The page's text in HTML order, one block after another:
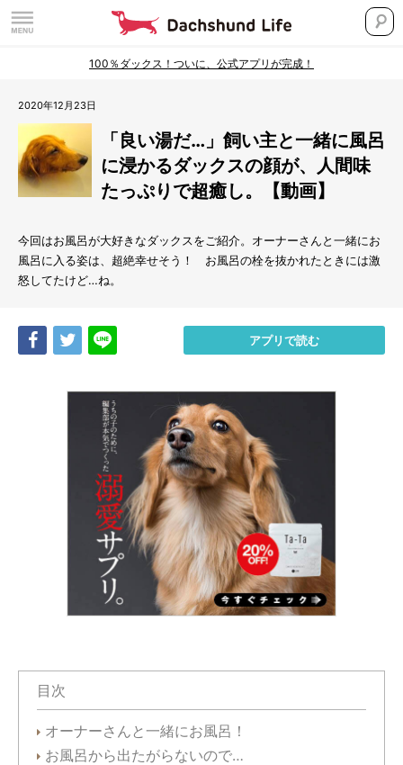
100％ダックス！ついに、公式アプリが完成！
2020年12月23日
「良い湯だ…」飼い主と一緒に風呂
に浸かるダックスの顔が、人間味
たっぷりで超癒し。【動画】
今回はお風呂が大好きなダックスをご紹介。オーナーさんと一緒にお
風呂に入る姿は、超絶幸せそう！ お風呂の栓を抜かれたときには激
怒してたけど…ね。
Share Tweet アプリで読む
目次
オーナーさんと一緒にお風呂！
お風呂から出たがらないので…